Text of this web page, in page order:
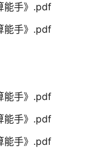
能手》.pdf
能手》.pdf
能手》.pdf
能手》.pdf
能手》.pdf